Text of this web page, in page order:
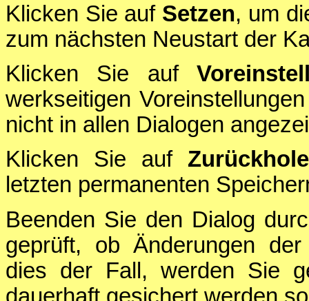
Klicken Sie auf Setzen, um
zum nächsten Neustart der
Klicken Sie auf
werkseitigen
nicht in allen Dialogen
Klicken Sie auf
letzten permanenten
Beenden Sie den Dialog
geprüft, ob Änderungen
dies der Fall, werden Sie
dauerhaft gesichert werden